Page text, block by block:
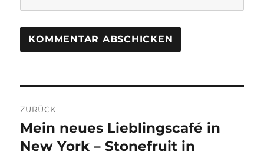
ZURÜCK
Vorheriger
Beitrag:
Mein neues Lieblingscafé in
New York – Stonefruit in